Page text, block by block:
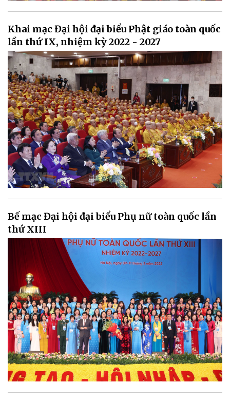
Khai mạc Đại hội đại biểu Phật giáo toàn quốc
lần thứ IX, nhiệm kỳ 2022 - 2027
Bế mạc Đại hội đại biểu Phụ nữ toàn quốc lần
thứ XIII